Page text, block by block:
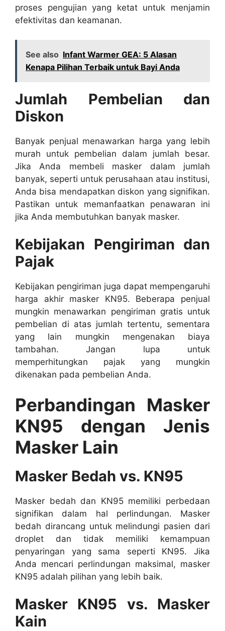
proses pengujian yang ketat untuk menjamin
efektivitas dan keamanan.
See also Infant Warmer GEA: 5 Alasan
Kenapa Pilihan Terbaik untuk Bayi Anda
Jumlah Pembelian dan
Diskon
Banyak penjual menawarkan harga yang lebih
murah untuk pembelian dalam jumlah besar.
Jika Anda membeli masker dalam jumlah
banyak, seperti untuk perusahaan atau institusi,
Anda bisa mendapatkan diskon yang signifikan.
Pastikan untuk memanfaatkan penawaran ini
jika Anda membutuhkan banyak masker.
Kebijakan Pengiriman dan
Pajak
Kebijakan pengiriman juga dapat mempengaruhi
harga akhir masker KN95. Beberapa penjual
mungkin menawarkan pengiriman gratis untuk
pembelian di atas jumlah tertentu, sementara
yang lain mungkin mengenakan biaya
tambahan. Jangan lupa untuk
memperhitungkan pajak yang mungkin
dikenakan pada pembelian Anda.
Perbandingan Masker
KN95 dengan Jenis
Masker Lain
Masker Bedah vs. KN95
Masker bedah dan KN95 memiliki perbedaan
signifikan dalam hal perlindungan. Masker
bedah dirancang untuk melindungi pasien dari
droplet dan tidak memiliki kemampuan
penyaringan yang sama seperti KN95. Jika
Anda mencari perlindungan maksimal, masker
KN95 adalah pilihan yang lebih baik.
Masker KN95 vs. Masker
Kain